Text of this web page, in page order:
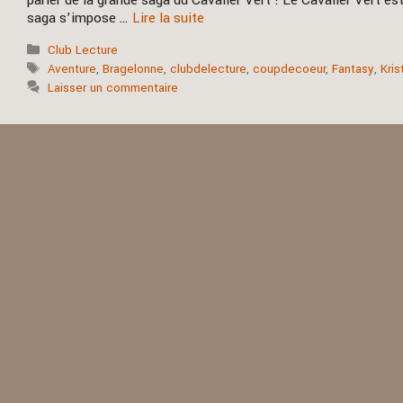
saga s’impose … Lire la suite
Catégories
Club Lecture
Étiquettes
Aventure,Bragelonne,clubdelecture,coupdecoeur,Fantasy,
Laisser un commentaire